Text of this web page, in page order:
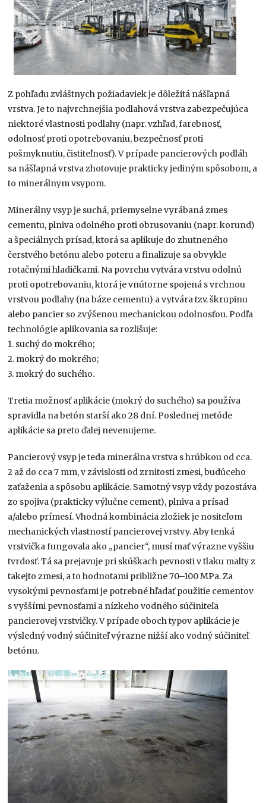
Z pohľadu zvláštnych požiadaviek je dôležitá nášľapná
vrstva. Je to najvrchnejšia podlahová vrstva zabezpečujúca
niektoré vlastnosti podlahy (napr. vzhľad, farebnosť,
odolnosť proti opotrebovaniu, bezpečnosť proti
pošmyknutiu, čistiteľnosť). V prípade pancierových podláh
sa nášľapná vrstva zhotovuje prakticky jediným spôsobom, a
to minerálnym vsypom.
Minerálny vsyp je suchá, priemyselne vyrábaná zmes
cementu, plniva odolného proti obrusovaniu (napr. korund)
a špeciálnych prísad, ktorá sa aplikuje do zhutneného
čerstvého betónu alebo poteru a finalizuje sa obvykle
rotačnými hladičkami. Na povrchu vytvára vrstvu odolnú
proti opotrebovaniu, ktorá je vnútorne spojená s vrchnou
vrstvou podlahy (na báze cementu) a vytvára tzv. škrupinu
alebo pancier so zvýšenou mechanickou odolnosťou. Podľa
technológie aplikovania sa rozlišuje:
1. suchý do mokrého;
2. mokrý do mokrého;
3. mokrý do suchého.
Tretia možnosť aplikácie (mokrý do suchého) sa používa
spravidla na betón starší ako 28 dní. Poslednej metóde
aplikácie sa preto ďalej nevenujeme.
Pancierový vsyp je teda minerálna vrstva s hrúbkou od cca.
2 až do cca 7 mm, v závislosti od zrnitosti zmesi, budúceho
zaťaženia a spôsobu aplikácie. Samotný vsyp vždy pozostáva
zo spojiva (prakticky výlučne cement), plniva a prísad
a/alebo prímesí. Vhodná kombinácia zložiek je nositeľom
mechanických vlastností pancierovej vrstvy. Aby tenká
vrstvička fungovala ako „pancier“, musí mať výrazne vyššiu
tvrdosť. Tá sa prejavuje pri skúškach pevnosti v tlaku malty z
takejto zmesi, a to hodnotami približne 70–100 MPa. Za
vysokými pevnosťami je potrebné hľadať použitie cementov
s vyššími pevnosťami a nízkeho vodného súčiniteľa
pancierovej vrstvičky. V prípade oboch typov aplikácie je
výsledný vodný súčiniteľ výrazne nižší ako vodný súčiniteľ
betónu.